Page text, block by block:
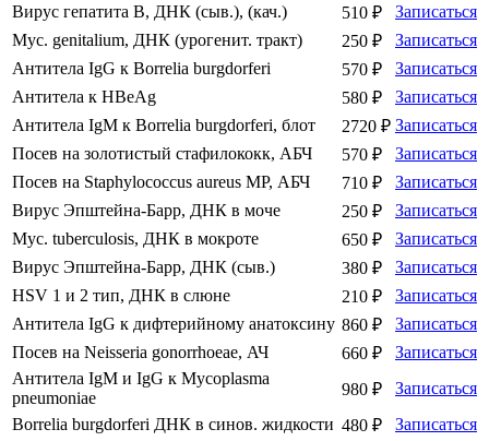
Вирус гепатита B, ДНК (сыв.), (кач.)
510 ₽
Записаться
Myc. genitalium, ДНК (урогенит. тракт)
250 ₽
Записаться
Антитела IgG к Borrelia burgdorferi
570 ₽
Записаться
Антитела к HBеAg
580 ₽
Записаться
Антитела IgM к Borrelia burgdorferi, блот
2720 ₽ Записаться
Посев на золотистый стафилококк, АБЧ
570 ₽
Записаться
Посев на Staphylococcus aureus МР, АБЧ
710 ₽
Записаться
Вирус Эпштейна-Барр, ДНК в моче
250 ₽
Записаться
Myc. tuberculosis, ДНК в мокроте
650 ₽
Записаться
Вирус Эпштейна-Барр, ДНК (сыв.)
380 ₽
Записаться
HSV 1 и 2 тип, ДНК в слюне
210 ₽
Записаться
Антитела IgG к дифтерийному анатоксину 860 ₽
Записаться
Посев на Neisseria gonorrhoeae, АЧ
660 ₽
Записаться
Антитела IgM и IgG к Mycoplasma
pneumoniae
980 ₽
Записаться
Вorrelia burgdorferi ДНК в синов. жидкости 480 ₽
Записаться